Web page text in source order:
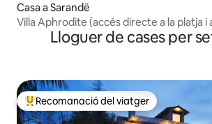
Casa a Sarandë
Villa Aphrodite (accés directe a la platja i
Lloguer de cases per
Principals recomanacions dels viatgers
Recomanació del viatger